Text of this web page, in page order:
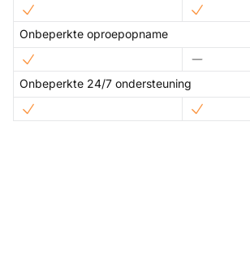
Onbeperkte oproepopname
Onbeperkte 24/7 ondersteuning